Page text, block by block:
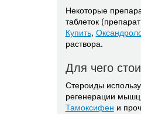
Некоторые
таблеток
Купить,
раствора.
Для чего
Стероиды
регенерации
Тамоксифен и